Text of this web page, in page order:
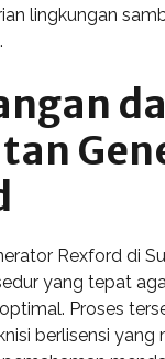
lingkungan
Rexford di
yang tepat
Proses
berlisensi yang